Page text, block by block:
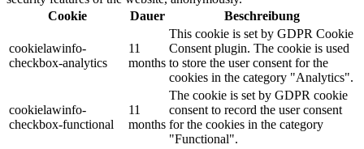
Cookie
Dauer Beschreibung
cookielawinfo-
checkbox-analytics
11
months
This cookie is set by GDPR Cookie
Consent plugin. The cookie is used
to store the user consent for the
cookies in the category "Analytics".
cookielawinfo-
checkbox-functional
11
months
The cookie is set by GDPR cookie
consent to record the user consent
for the cookies in the category
"Functional".